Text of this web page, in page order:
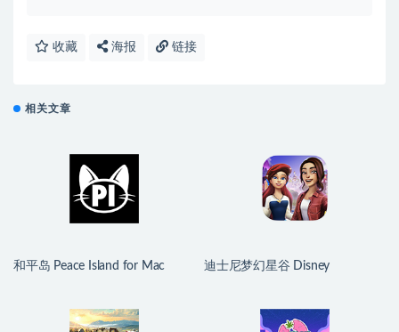
收藏 海报 链接
相关文章
和平岛 Peace Island for Mac
迪士尼梦幻星谷 Disney